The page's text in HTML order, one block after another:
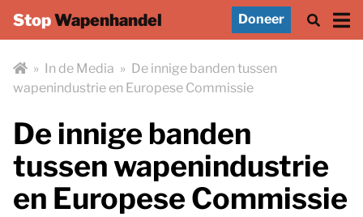
StopWapenhandel Doneer
» In de Media » De innige banden tussen
wapenindustrie en Europese Commissie
De innige banden
tussen wapenindustrie
en Europese Commissie